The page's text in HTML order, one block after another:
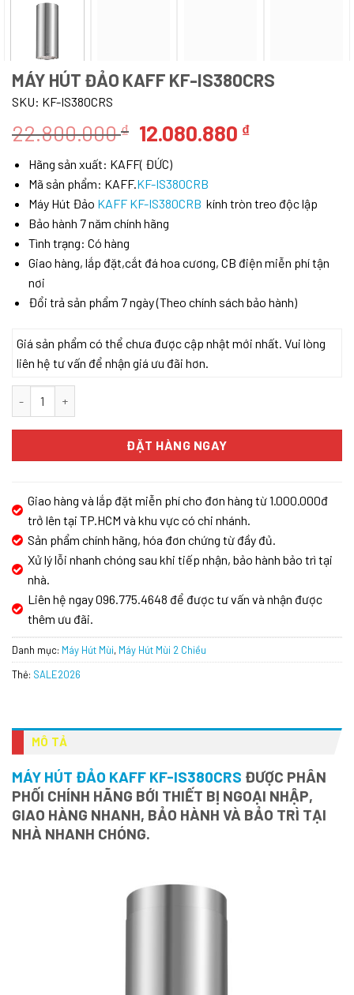
MÁY HÚT ĐẢO KAFF KF-IS380CRS
SKU: KF-IS380CRS
22.800.000₫ Giá
gốc
là:
22.800.000 ₫.
12.080.880 ₫Giá
là:
12.080.880
Hãng sản xuất: KAFF( ĐỨC)
Mã sản phẩm: KAFF.KF-IS380CRB
Máy Hút Đảo KAFF KF-IS380CRB kính tròn treo độc lập
Bảo hành 7 năm chính hãng
Tình trạng: Có hàng
Giao hàng, lắp đặt,cắt đá hoa cương, CB điện miễn phí tận
nơi
Đổi trả sản phẩm 7 ngày (Theo chính sách bảo hành)
Giá sản phẩm có thể chưa được cập nhật mới nhất. Vui lòng
liên hệ tư vấn để nhận giá ưu đãi hơn.
ĐẶT HÀNG NGAY
Giao hàng và lắp đặt miễn phí cho đơn hàng từ 1.000.000đ
trở lên tại TP.HCM và khu vực có chi nhánh.
Sản phẩm chính hãng, hóa đơn chứng từ đầy đủ.
Xử lý lỗi nhanh chóng sau khi tiếp nhận, bảo hành bảo trì tại
nhà.
Liên hệ ngay 096.775.4648 để được tư vấn và nhận được
thêm ưu đãi.
Danh mục: Máy Hút Mùi, Máy Hút Mùi 2 Chiều
Thẻ: SALE2026
MÔ TẢ
MÁY HÚT ĐẢO KAFF KF-IS380CRS ĐƯỢC PHÂN
PHỐI CHÍNH HÃNG BỚI THIẾT BỊ NGOẠI NHẬP,
GIAO HÀNG NHANH, BẢO HÀNH VÀ BẢO TRÌ TẠI
NHÀ NHANH CHÓNG.